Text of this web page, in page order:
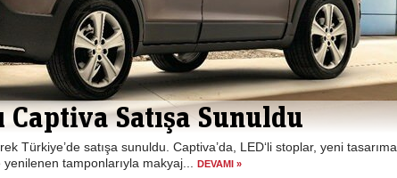
Satışa Sunuldu
Türkiye’de satışa sunuldu. Captiva’da, LED‘li stoplar, yeni tasarıma
yenilenen tamponlarıyla makyaj...
DEVAMI »